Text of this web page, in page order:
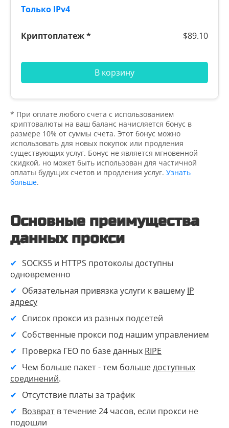
$89.10
В корзину
* При оплате любого счета с использованием
криптовалюты на ваш баланс начисляется бонус в
размере 10% от суммы счета. Этот бонус можно
использовать для новых покупок или продления
существующих услуг. Бонус не является мгновенной
скидкой, но может быть использован для частичной
оплаты будущих счетов и продления услуг. Узнать
больше.
Основные преимущества
данных прокси
SOCKS5 и HTTPS протоколы доступны
одновременно
Обязательная привязка услуги к вашему IP
адресу
Список прокси из разных подсетей
Собственные прокси под нашим управлением
Проверка ГЕО по базе данных RIPE
Чем больше пакет - тем большедоступных
соединений.
Отсутствие платы за трафик
Возврат в течение 24 часов, если прокси не
подошли